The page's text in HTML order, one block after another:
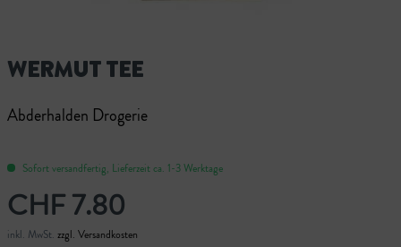
WERMUT TEE
Abderhalden Drogerie
Sofort versandfertig, Lieferzeit ca. 1-3 Werktage
CHF 7.80
inkl. MwSt. zzgl. Versandkosten